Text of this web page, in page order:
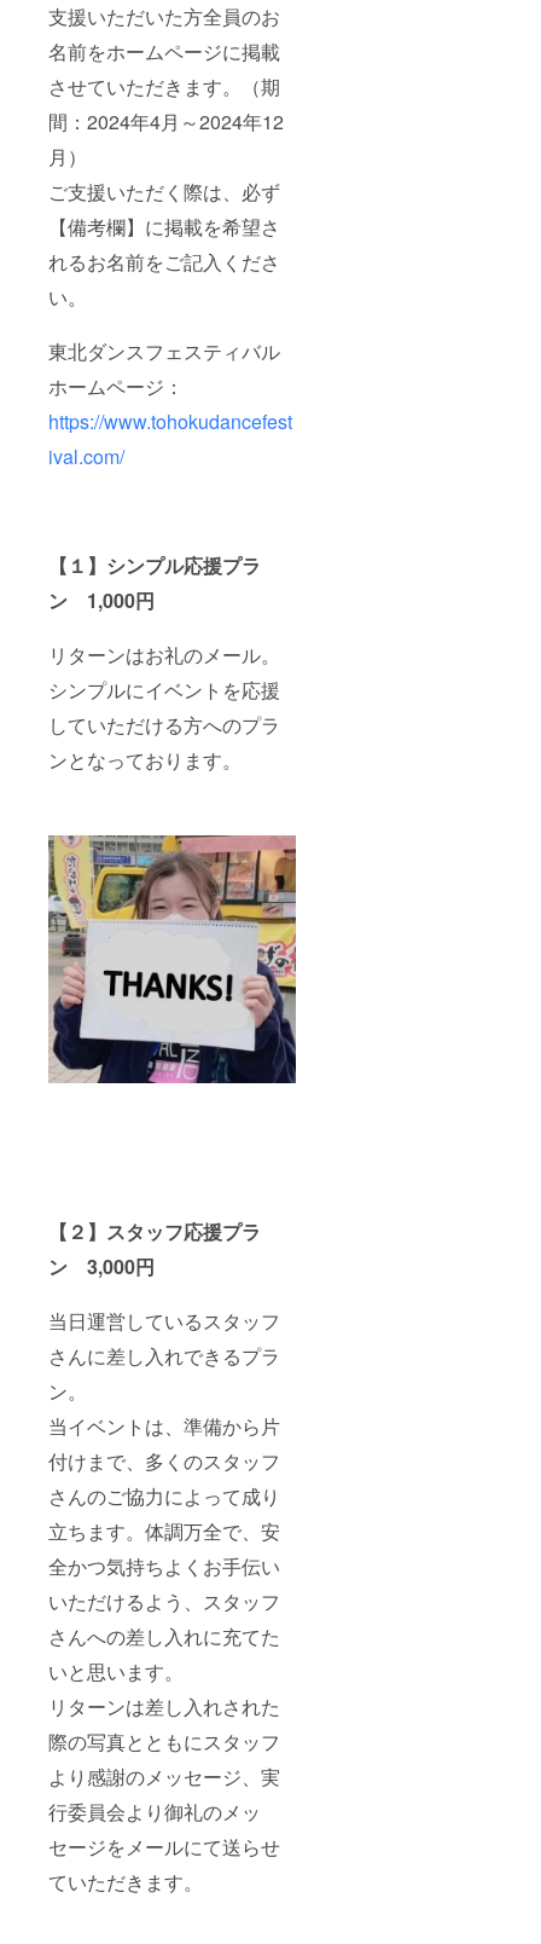
支援いただいた方全員のお
名前をホームページに掲載
させていただきます。（期
間：2024年4月～2024年12
月）
ご支援いただく際は、必ず
【備考欄】に掲載を希望さ
れるお名前をご記入くださ
い。
東北ダンスフェスティバル
ホームページ：
https://www.tohokudancefest
ival.com/
【１】シンプル応援プラ
ン 1,000円
リターンはお礼のメール。
シンプルにイベントを応援
していただける方へのプラ
ンとなっております。
【２】スタッフ応援プラ
ン 3,000円
当日運営しているスタッフ
さんに差し入れできるプラ
ン。
当イベントは、準備から片
付けまで、多くのスタッフ
さんのご協力によって成り
立ちます。体調万全で、安
全かつ気持ちよくお手伝い
いただけるよう、スタッフ
さんへの差し入れに充てた
いと思います。
リターンは差し入れされた
際の写真とともにスタッフ
より感謝のメッセージ、実
行委員会より御礼のメッ
セージをメールにて送らせ
ていただきます。